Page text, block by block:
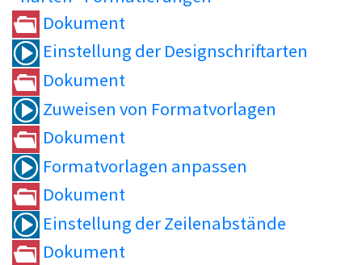
Dokument
Einstellung der Designschriftarten
Dokument
Zuweisen von Formatvorlagen
Dokument
Formatvorlagen anpassen
Dokument
Einstellung der Zeilenabstände
Dokument